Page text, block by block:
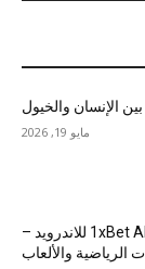
بين الإنسان والخيول
مايو 19, 2026
عنوان: تحميل تطبيق 1xBet APK للاندرويد –
الرياضية والألعاب